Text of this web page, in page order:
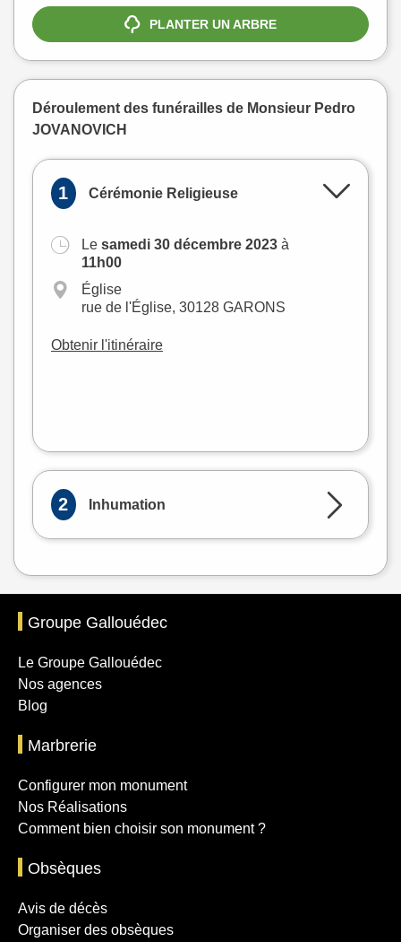
PLANTER UN ARBRE
Déroulement des funérailles de Monsieur Pedro
JOVANOVICH
1 Cérémonie Religieuse
Le samedi 30 décembre 2023 à
11h00
Église
rue de l'Église, 30128 GARONS
Obtenir l'itinéraire
2 Inhumation
Groupe Gallouédec
Le Groupe Gallouédec
Nos agences
Blog
Marbrerie
Configurer mon monument
Nos Réalisations
Comment bien choisir son monument ?
Obsèques
Avis de décès
Organiser des obsèques